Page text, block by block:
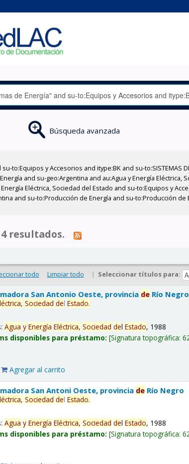
Búsqueda avanzada
to:Equipos y Accesorios and itype:BK and su-to:SISTEMAS
and su-geo:Argentina and au:Agua y Energía Eléctrica,
Eléctrica, Sociedad del Estado and su-to:Equipos y
and su-to:Producción de Energía and su-to:Producción de
resultados.
todo Limpiar todo | Seleccionar títulos para:
San Antonio Oeste, provincia de Río Negro
Sociedad delEstado.
Agua y Energía Eléctrica, Sociedad delEstado, 1988
disponibles para préstamo: Signatura topográfica:
Agregar al carrito
San Antoni Oeste, provincia de Río Negro
Sociedad delEstado.
Agua y Energía Eléctrica, Sociedad delEstado, 1988
disponibles para préstamo: Signatura topográfica: